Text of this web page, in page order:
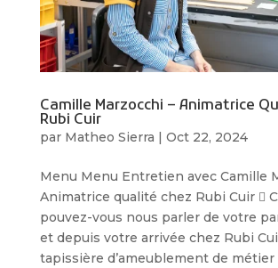
Camille Marzocchi – Animatrice
Rubi Cuir
par Matheo Sierra | Oct 22, 2024
Menu Menu Entretien avec Camille
Animatrice qualité chez Rubi Cuir 
pouvez-vous nous parler de votre
et depuis votre arrivée chez Rubi
tapissière d’ameublement de